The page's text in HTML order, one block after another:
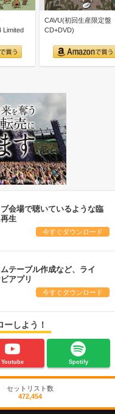
Limited
CAVU(初回生産限定盤
CD+DVD)
会場で聴いているような臨
生
今すぐダウンロード
テーブル作成など、ライ
アプリ
今すぐダウンロード
しよう！
Youtube Spotify
セットリスト数
472,454